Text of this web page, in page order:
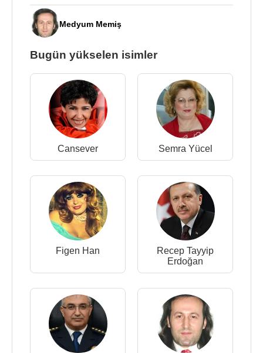
Medyum Memiş
Bugün yükselen isimler
Cansever Semra Yücel
Figen Han
Recep Tayyip
Erdoğan